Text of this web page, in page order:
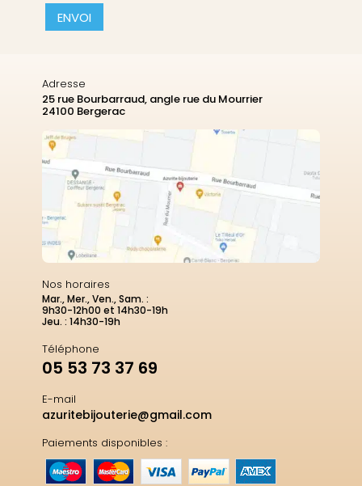
CAPTCHA
Adresse
25 rue Bourbarraud, angle rue du Mourrier
24100 Bergerac
Nos horaires
Mar., Mer., Ven., Sam. :
9h30-12h00 et 14h30-19h
Jeu. : 14h30-19h
Téléphone
05 53 73 37 69
E-mail
azuritebijouterie@gmail.com
Paiements disponibles :